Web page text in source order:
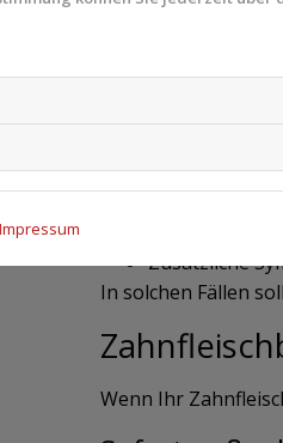
In seltenen Fällen
auch
Das bedeutet
Häufiges,
Zusätzliche
In solchen Fällen
Wenn Ihr
Impressum